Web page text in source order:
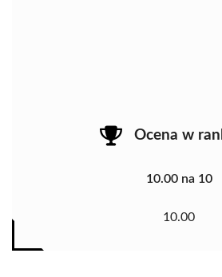
Ocena w
10.00 na 10
10.00